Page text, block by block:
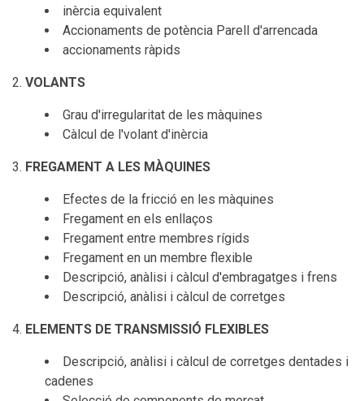
inèrcia equivalent
Accionaments de potència Parell d'arrencada
accionaments ràpids
VOLANTS
Grau d'irregularitat de les màquines
Càlcul de l'volant d'inèrcia
FREGAMENT A LES MÀQUINES
Efectes de la fricció en les màquines
Fregament en els enllaços
Fregament entre membres rígids
Fregament en un membre flexible
Descripció, anàlisi i càlcul d'embragatges i frens
Descripció, anàlisi i càlcul de corretges
ELEMENTS DE TRANSMISSIÓ FLEXIBLES
Descripció, anàlisi i càlcul de corretges dentades i
cadenes